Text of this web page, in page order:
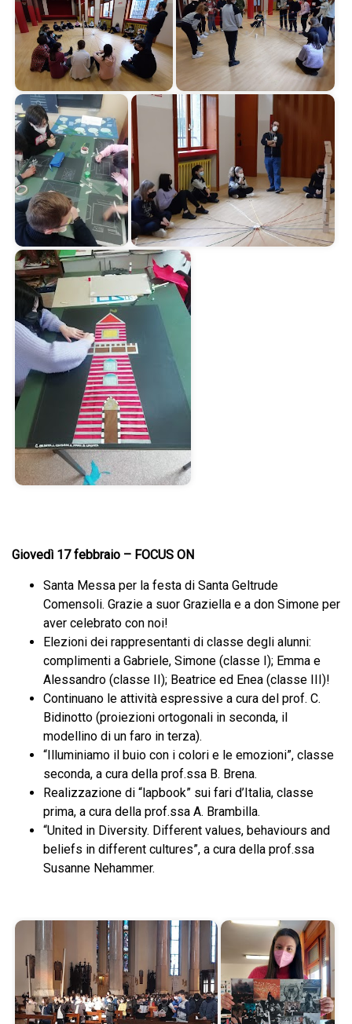
Giovedì 17 febbraio – FOCUS ON
Santa Messa per la festa di Santa Geltrude
Comensoli. Grazie a suor Graziella e a don Simone per
aver celebrato con noi!
Elezioni dei rappresentanti di classe degli alunni:
complimenti a Gabriele, Simone (classe I); Emma e
Alessandro (classe II); Beatrice ed Enea (classe III)!
Continuano le attività espressive a cura del prof. C.
Bidinotto (proiezioni ortogonali in seconda, il
modellino di un faro in terza).
“Illuminiamo il buio con i colori e le emozioni”, classe
seconda, a cura della prof.ssa B. Brena.
Realizzazione di “lapbook” sui fari d’Italia, classe
prima, a cura della prof.ssa A. Brambilla.
“United in Diversity. Different values, behaviours and
beliefs in different cultures”, a cura della prof.ssa
Susanne Nehammer.